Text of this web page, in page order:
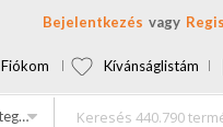
Bejelentkezés
Fiókom Kívánságlistám
Összes kategória